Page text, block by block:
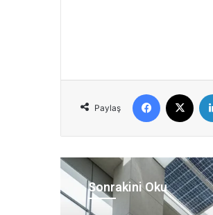
Paylaş
Facebook
Sonrakini Oku